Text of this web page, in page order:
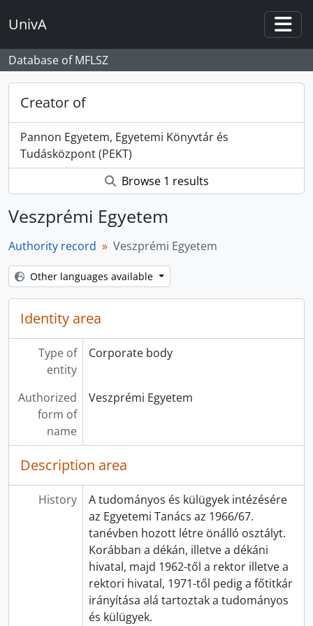
UnivA
Database of MFLSZ
Creator of
Pannon Egyetem, Egyetemi Könyvtár és
Tudásközpont (PEKT)
Browse 1 results
Veszprémi Egyetem
Authority record Veszprémi Egyetem
Other languages available
Identity area
Type of
entity
Corporate body
Authorized
form of
name
Veszprémi Egyetem
Description area
History
A tudományos és külügyek intézésére
az Egyetemi Tanács az 1966/67.
tanévben hozott létre önálló osztályt.
Korábban a dékán, illetve a dékáni
hivatal, majd 1962-től a rektor illetve a
rektori hivatal, 1971-től pedig a főtitkár
irányítása alá tartoztak a tudományos
és külügyek.